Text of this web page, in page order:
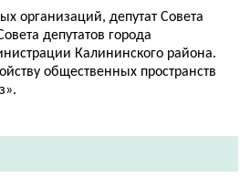
организаций, депутат Совета
депутатов города
Калининского района.
общественных пространств